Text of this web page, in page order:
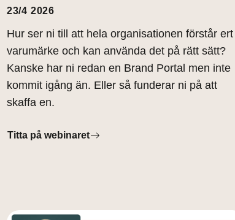
23/4 2026
Hur ser ni till att hela organisationen förstår ert
varumärke och kan använda det på rätt sätt?
Kanske har ni redan en Brand Portal men inte
kommit igång än. Eller så funderar ni på att
skaffa en.
Titta på webinaret